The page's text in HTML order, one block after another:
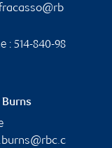
: 514-840-98